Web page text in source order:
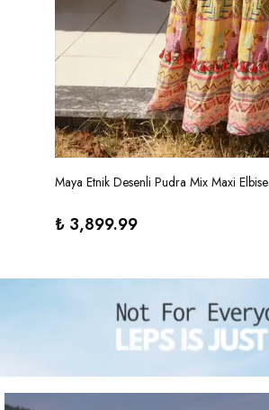
Maya Etnik Desenli Pudra Mix Maxi Elbise
₺ 3,899.99